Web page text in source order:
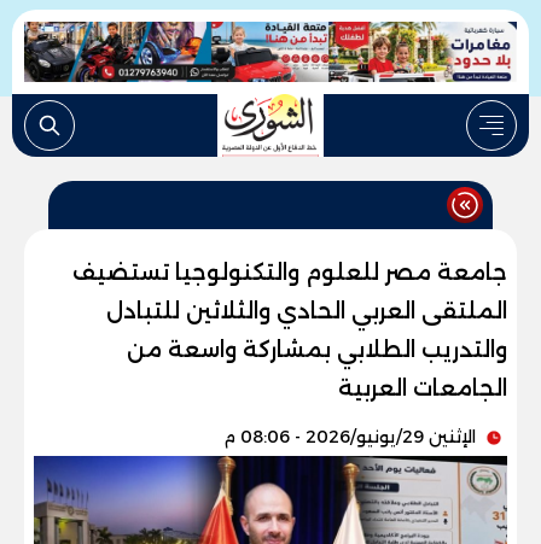
جامعة مصر للعلوم والتكنولوجيا تستضيف
الملتقى العربي الحادي والثلاثين للتبادل
والتدريب الطلابي بمشاركة واسعة من
الجامعات العربية
الإثنين 29/يونيو/2026 - 08:06 م